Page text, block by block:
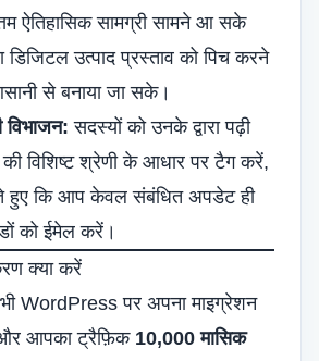
ऐतिहासिक सामग्री सामने आ सके
डिजिटल उत्पाद प्रस्ताव को पिच करने
से बनाया जा सके।
विभाजन: सदस्यों को उनके द्वारा पढ़ी
की विशिष्ट श्रेणी के आधार पर टैग करें,
हुए कि आप केवल संबंधित अपडेट ही
को ईमेल करें।
क्या करें
WordPress पर अपना माइग्रेशन
और आपका ट्रैफ़िक 10,000 मासिक